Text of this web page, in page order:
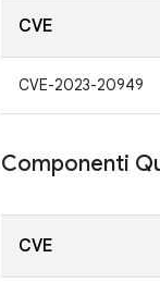
CVE
CVE-2023-20949
Componenti
CVE